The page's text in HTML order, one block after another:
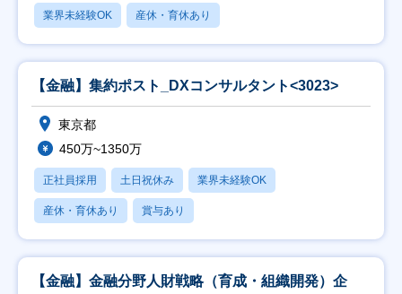
業界未経験OK 産休・育休あり
【金融】集約ポスト_DXコンサルタント<3023>
東京都
450万~1350万
正社員採用 土日祝休み 業界未経験OK
産休・育休あり 賞与あり
【金融】金融分野人財戦略（育成・組織開発）企